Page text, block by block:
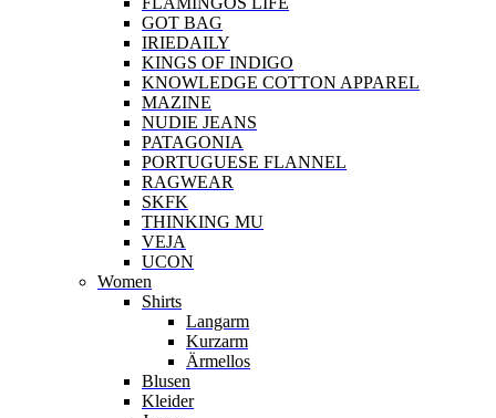
GOT BAG
IRIEDAILY
KINGS OF INDIGO
KNOWLEDGE COTTON APPAREL
MAZINE
NUDIE JEANS
PATAGONIA
PORTUGUESE FLANNEL
RAGWEAR
SKFK
THINKING MU
VEJA
UCON
Women
Shirts
Langarm
Kurzarm
Ärmellos
Blusen
Kleider